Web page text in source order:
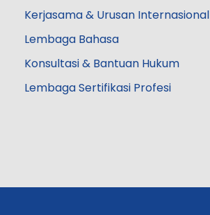
Kerjasama & Urusan Internasional
Lembaga Bahasa
Konsultasi & Bantuan Hukum
Lembaga Sertifikasi Profesi